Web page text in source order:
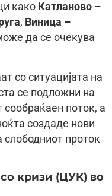
како Катланово –
, Виница –
да се очекува
со ситуацијата на
се подложни на
сообраќаен поток, а
создаде нови
проток
кризи (ЦУК) во